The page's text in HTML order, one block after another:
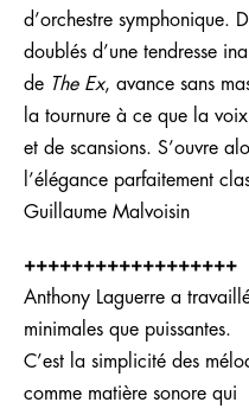
d’orchestre sym­pho­ni­que.
dou­blés d’une ten­dresse
de The Ex, avance sans
la tour­nure à ce que la
et de scan­sions. S’ouvre
l’élé­gan­ce par­fai­te­ment
Guillaume Malvoisin
++++++++++++++++++
Anthony Laguerre a
minimales que puissantes.
C’est la simplicité des
comme matière sonore qui